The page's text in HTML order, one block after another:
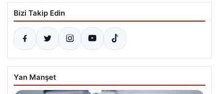
Bizi Takip Edin
Yan Manşet